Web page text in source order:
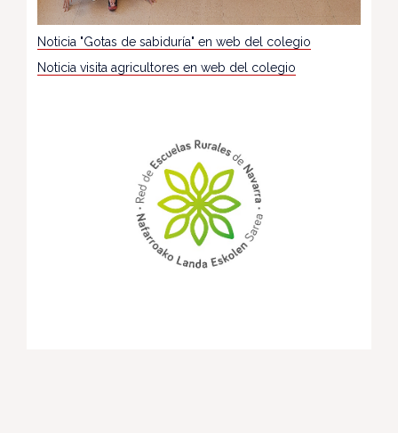
Noticia "Gotas de sabiduría" en web del colegio
Noticia visita agricultores en web del colegio